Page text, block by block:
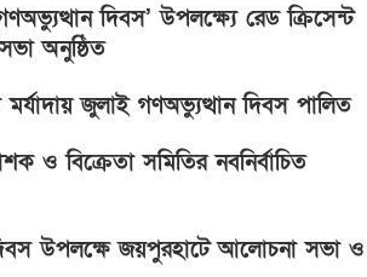
দিবস’ উপলক্ষ্যে রেড ক্রিসেন্ট
অনুষ্ঠিত
জুলাই গণঅভ্যুত্থান দিবস পালিত
ও বিক্রেতা সমিতির নবনির্বাচিত
উপলক্ষে জয়পুরহাটে আলোচনা সভা ও